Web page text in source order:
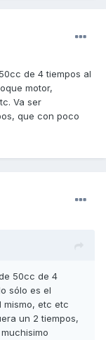
de 4 tiempos al
motor,
Va ser
que con poco
50cc de 4
sólo es el
mismo, etc etc
un 2 tiempos,